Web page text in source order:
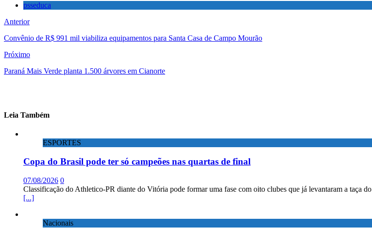
psseduca
Anterior
Convênio de R$ 991 mil viabiliza equipamentos para Santa Casa de Campo Mourão
Próximo
Paraná Mais Verde planta 1.500 árvores em Cianorte
Leia Também
ESPORTES
Copa do Brasil pode ter só campeões nas quartas de final
07/08/2026 0
Classificação do Athletico-PR diante do Vitória pode formar uma fase com oito clubes que já levantaram a taça
[...]
Nacionais